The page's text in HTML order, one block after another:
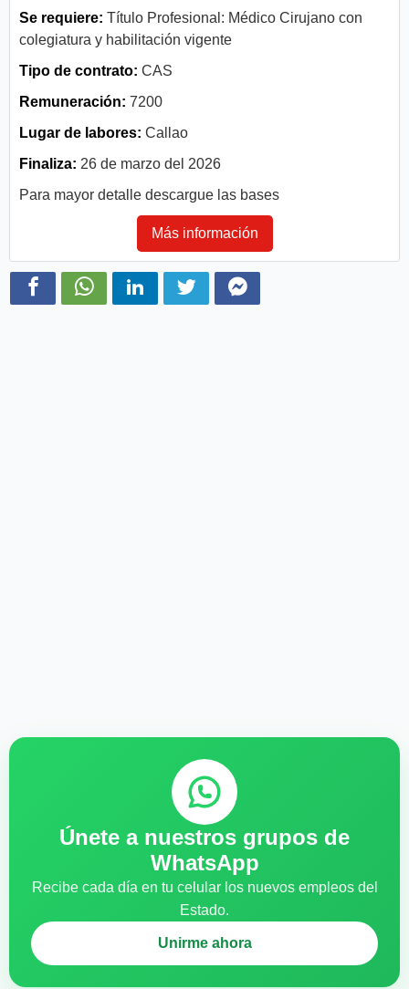
Se requiere: Título Profesional: Médico Cirujano con
colegiatura y habilitación vigente
Tipo de contrato: CAS
Remuneración: 7200
Lugar de labores: Callao
Finaliza: 26 de marzo del 2026
Para mayor detalle descargue las bases
Más información
Únete a nuestros grupos de
WhatsApp
Recibe cada día en tu celular los nuevos empleos del
Estado.
Unirme ahora